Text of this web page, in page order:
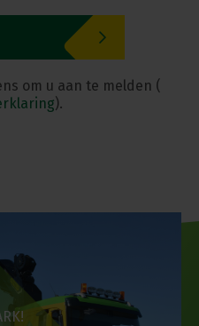
om u aan te melden (
).